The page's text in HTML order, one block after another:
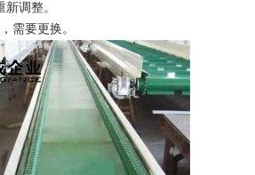
调整。
需要更换。